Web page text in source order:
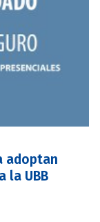
adoptan
la UBB